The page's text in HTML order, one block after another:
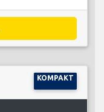
KOMPAKT